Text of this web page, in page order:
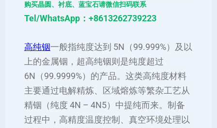
购买晶圆、衬底、蓝宝石请微信扫码联系
Tel/WhatsApp：+8613262739223
高纯铟一般指纯度达到 5N（99.999%）及以
上的金属铟，超高纯铟则是纯度超过
6N（99.9999%）的产品。这类高纯度材料
主要通过电解精炼、区域熔炼等繁杂工艺从
精铟（纯度 4N – 4N5）中提纯而来。制备
过程中，高精度温度控制、真空环境处理以